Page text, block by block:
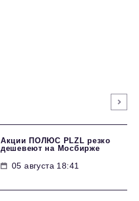
Акции ПОЛЮС PLZL резко
дешевеют на Мосбирже
05 августа 18:41